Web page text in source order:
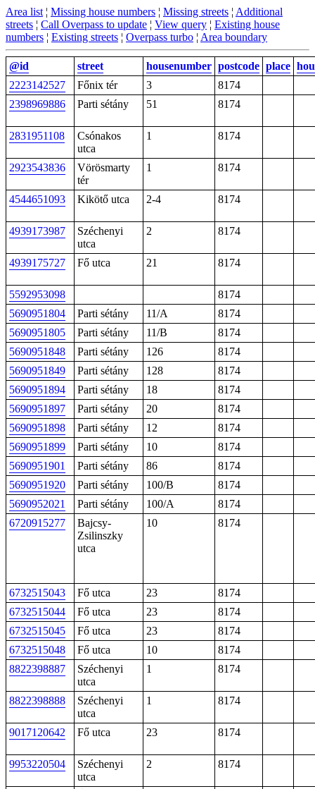
Area list ¦ Missing house numbers ¦ Missing streets ¦ Additional
streets ¦ Call Overpass to update ¦ View query ¦ Existing house
numbers ¦ Existing streets ¦ Overpass turbo ¦ Area boundary
@id street housenumber postcode place
2223142527
Főnix tér 3
8174
2398969886
Parti sétány 51 8174
2831951108
Csónakos
utca
1 8174
2923543836
Vörösmarty
tér
1 8174
4544651093 Kikötő utca 2-4 8174
4939173987
Széchenyi
utca
2 8174
4939175727 Fő utca 21 8174
5592953098
8174
5690951804
Parti sétány 11/A
8174
5690951805
Parti sétány 11/B
8174
5690951848
Parti sétány 126
8174
5690951849
Parti sétány 128
8174
5690951894
Parti sétány 18
8174
5690951897
Parti sétány 20
8174
5690951898
Parti sétány 12
8174
5690951899
Parti sétány 10
8174
5690951901
Parti sétány 86
8174
5690951920
Parti sétány 100/B
8174
5690952021
Parti sétány 100/A
8174
6720915277
Bajcsy-
Zsilinszky
utca
10 8174
6732515043 Fő utca 23
8174
6732515044
Fő utca 23
8174
6732515045
Fő utca 23
8174
6732515048
Fő utca 10
8174
8822398887
Széchenyi
utca
1 8174
8822398888
Széchenyi
utca
1 8174
9017120642 Fő utca 23 8174
9953220504
Széchenyi
utca
2 8174